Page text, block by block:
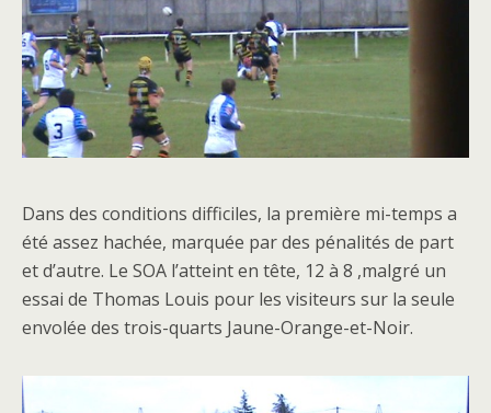
Dans des conditions difficiles, la première mi-temps a
été assez hachée, marquée par des pénalités de part
et d’autre. Le SOA l’atteint en tête, 12 à 8 ,malgré un
essai de Thomas Louis pour les visiteurs sur la seule
envolée des trois-quarts Jaune-Orange-et-Noir.